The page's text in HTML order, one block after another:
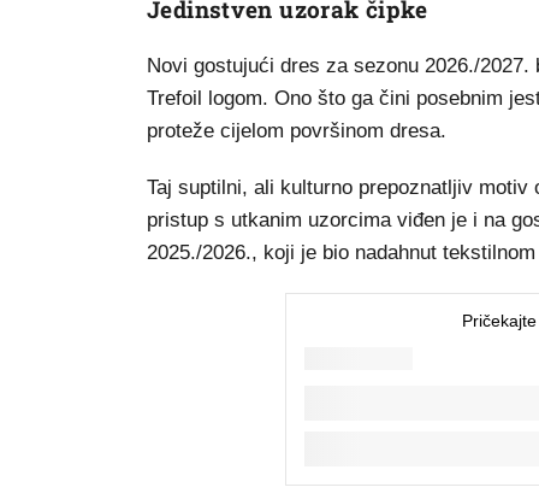
Jedinstven uzorak čipke
Novi gostujući dres za sezonu 2026./
Trefoil logom. Ono što ga čini posebnim
proteže cijelom površinom dresa.
Taj suptilni, ali kulturno prepoznatljiv
pristup s utkanim uzorcima viđen je i na
2025./2026., koji je bio nadahnut